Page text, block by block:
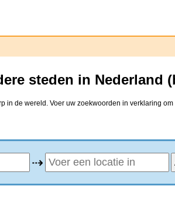
steden in Nederland
in de wereld. Voer uw zoekwoorden in verklaring
⇢